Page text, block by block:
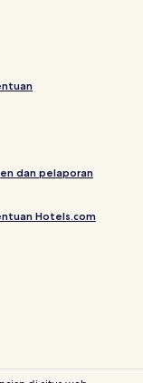
ri
Neobeunsungi 4.3
dan pelaporan
Hotels.com